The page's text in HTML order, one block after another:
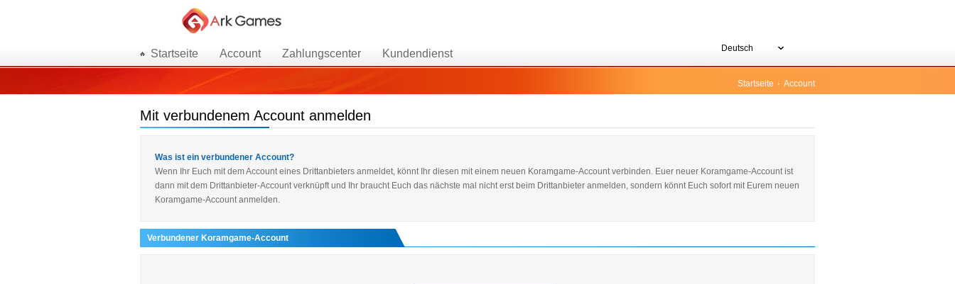
Startseite Account Zahlungscenter Kundendienst Deutsch
Startseite Account
Mit verbundenem Account anmelden
Was ist ein verbundener Account?
Wenn Ihr Euch mit dem Account eines Drittanbieters anmeldet, könnt Ihr diesen mit einem neuen Koramgame-Account verbinden. Euer neuer Koramgame-Account ist
dann mit dem Drittanbieter-Account verknüpft und Ihr braucht Euch das nächste mal nicht erst beim Drittanbieter anmelden, sondern könnt Euch sofort mit Eurem neuen
Koramgame-Account anmelden.
Verbundener Koramgame-Account